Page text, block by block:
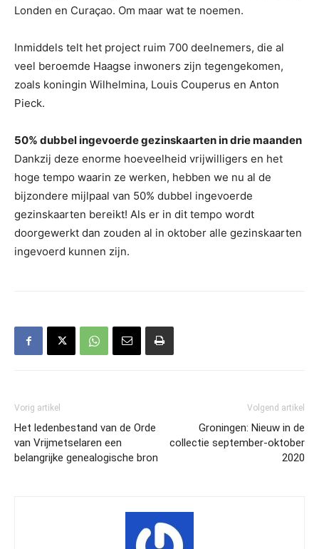
Londen en Curaçao. Om maar wat te noemen.
Inmiddels telt het project ruim 700 deelnemers, die al
veel beroemde Haagse inwoners zijn tegengekomen,
zoals koningin Wilhelmina, Louis Couperus en Anton
Pieck.
50% dubbel ingevoerde gezinskaarten in drie maanden
Dankzij deze enorme hoeveelheid vrijwilligers en het
hoge tempo waarin ze werken, hebben we nu al de
bijzondere mijlpaal van 50% dubbel ingevoerde
gezinskaarten bereikt! Als er in dit tempo wordt
doorgewerkt dan zouden al in oktober alle gezinskaarten
ingevoerd kunnen zijn.
Vorig artikel
Het ledenbestand van de Orde
van Vrijmetselaren een
belangrijke genealogische bron
Volgend artikel
Groningen: Nieuw in de
collectie september-oktober
2020